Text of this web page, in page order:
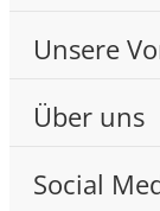
Unsere
Über uns
Social